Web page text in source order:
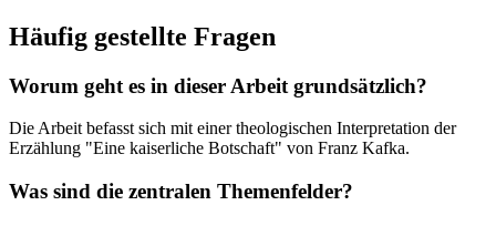
Häufig gestellte Fragen
Worum geht es in dieser Arbeit grundsätzlich?
Die Arbeit befasst sich mit einer theologischen Interpretation der
Erzählung "Eine kaiserliche Botschaft" von Franz Kafka.
Was sind die zentralen Themenfelder?